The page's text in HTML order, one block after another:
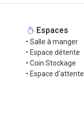
Espaces
• Salle à manger
• Espace détente
• Coin Stockage
• Espace d'attente